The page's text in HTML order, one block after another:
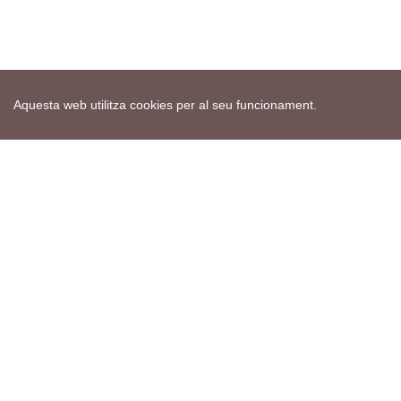
Aquesta web utilitza cookies per al seu funcionament.